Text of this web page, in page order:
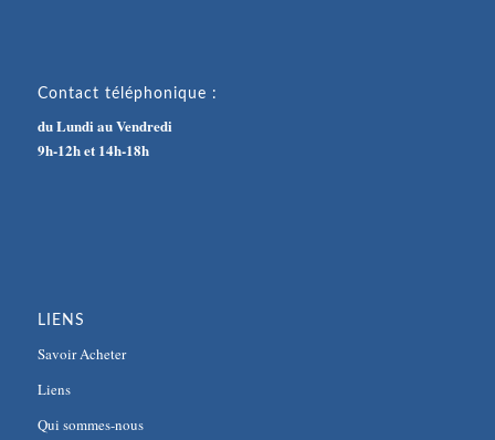
Contact téléphonique :
du Lundi au Vendredi
9h-12h et 14h-18h
LIENS
Savoir Acheter
Liens
Qui sommes-nous